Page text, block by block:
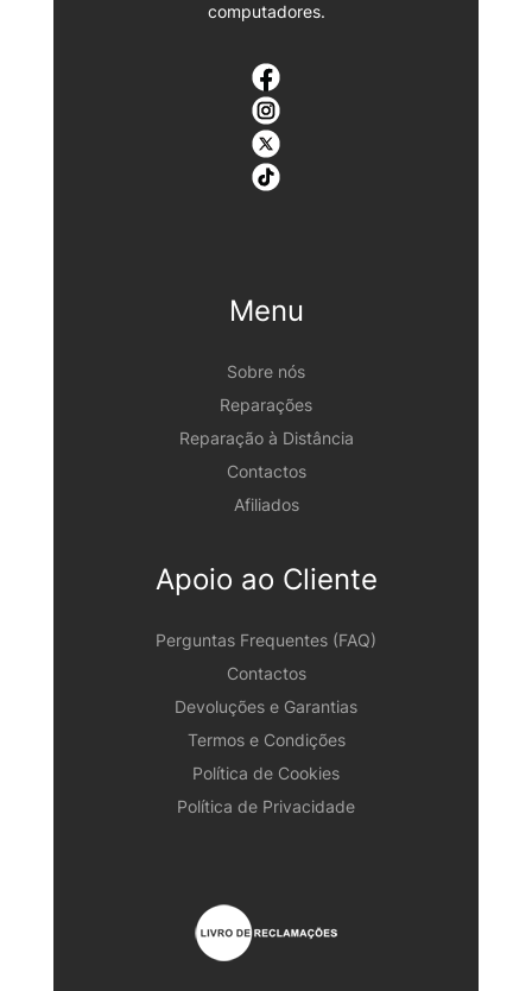
computadores.
Menu
Sobre nós
Reparações
Reparação à Distância
Contactos
Afiliados
Apoio ao Cliente
Perguntas Frequentes (FAQ)
Contactos
Devoluções e Garantias
Termos e Condições
Política de Cookies
Política de Privacidade